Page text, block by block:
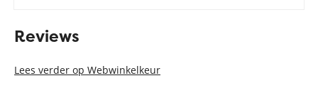
Reviews
Lees verder op Webwinkelkeur